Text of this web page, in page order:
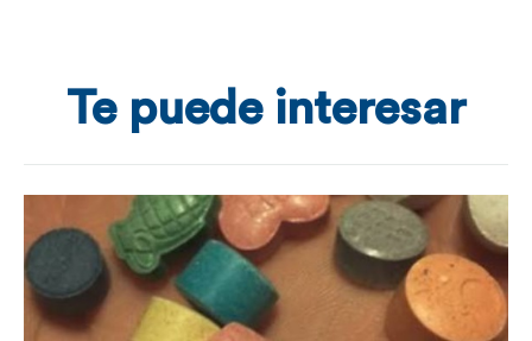
Te puede interesar